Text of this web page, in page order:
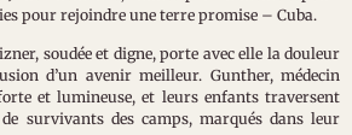
pour rejoindre une terre promise – Cuba.
soudée et digne, porte avec elle la douleur
d’un avenir meilleur. Gunther, médecin
et lumineuse, et leurs enfants traversent
survivants des camps, marqués dans leur